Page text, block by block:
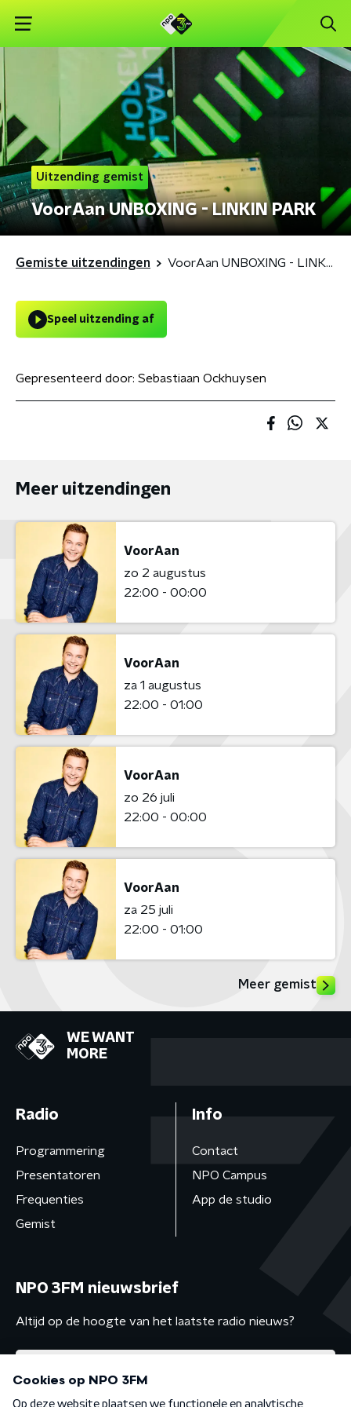
Uitzending gemist
VoorAan UNBOXING - LINKIN PARK
Gemiste uitzendingen VoorAan UNBOXING - LINKIN PARK
Speel uitzending af
Gepresenteerd door: Sebastiaan Ockhuysen
Meer uitzendingen
VoorAan
zo 2 augustus
22:00 - 00:00
VoorAan
za 1 augustus
22:00 - 01:00
VoorAan
zo 26 juli
22:00 - 00:00
VoorAan
za 25 juli
22:00 - 01:00
Meer gemist
WE WANT
MORE
Radio
Programmering
Presentatoren
Frequenties
Gemist
Info
Contact
NPO Campus
App de studio
NPO 3FM nieuwsbrief
Altijd op de hoogte van het laatste radio nieuws?